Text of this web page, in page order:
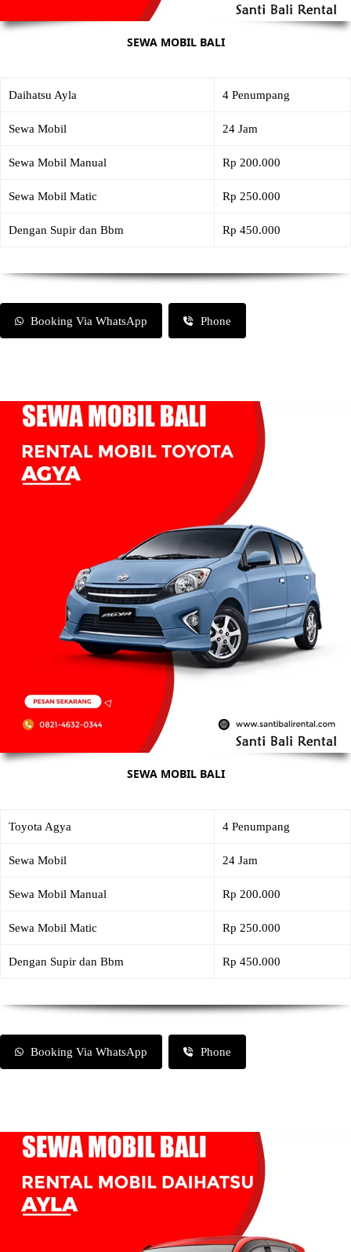
SEWA MOBIL BALI
Daihatsu Ayla 4 Penumpang
Sewa Mobil 24 Jam
Sewa Mobil Manual Rp 200.000
Sewa Mobil Matic Rp 250.000
Dengan Supir dan Bbm Rp 450.000
Booking Via WhatsApp Phone
SEWA MOBIL BALI
Toyota Agya 4 Penumpang
Sewa Mobil 24 Jam
Sewa Mobil Manual Rp 200.000
Sewa Mobil Matic Rp 250.000
Dengan Supir dan Bbm Rp 450.000
Booking Via WhatsApp Phone